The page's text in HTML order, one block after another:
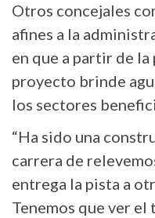
Otros concejales
afines a la
en que a partir de la
proyecto brinde
los sectores
“Ha sido una
carrera de
entrega la pista a
Tenemos que ver el